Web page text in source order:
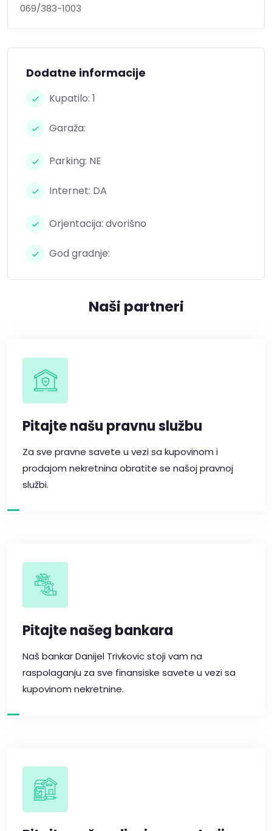
069/383-1003
Dodatne informacije
Kupatilo: 1
Garaža:
Parking: NE
Internet: DA
Orjentacija: dvorišno
God gradnje:
Naši partneri
Pitajte našu pravnu službu
Za sve pravne savete u vezi sa kupovinom i
prodajom nekretnina obratite se našoj pravnoj
službi.
Pitajte našeg bankara
Naš bankar Danijel Trivkovic stoji vam na
raspolaganju za sve finansiske savete u vezi sa
kupovinom nekretnine.